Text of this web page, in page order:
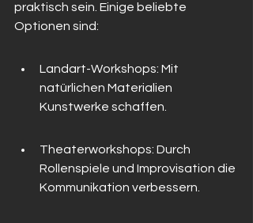
praktisch sein. Einige beliebte
Optionen sind:
Landart-Workshops: Mit
natürlichen Materialien
Kunstwerke schaffen.
Theaterworkshops: Durch
Rollenspiele und Improvisation die
Kommunikation verbessern.